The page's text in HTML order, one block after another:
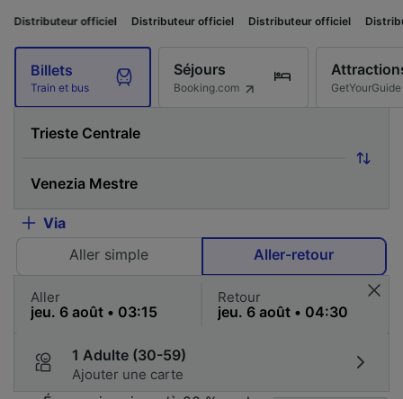
officiel Distributeur officiel Distributeur officiel Distributeur officiel
Billets
Train et bus
Séjours
Booking.com GetYourGuide
Via
Aller simple
Aller-retour
Aller Retour
1 Adulte (30-59)
Ajouter une carte